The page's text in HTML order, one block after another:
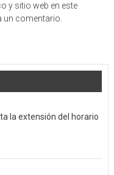
y sitio web en este
un comentario.
la extensión del horario